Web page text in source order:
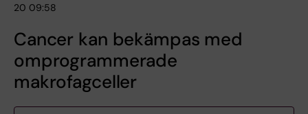
20 09:58
Cancer kan bekämpas med
omprogrammerade
makrofagceller